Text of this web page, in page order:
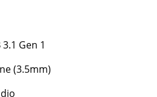
Gen 1